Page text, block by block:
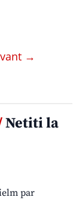
→
Netiti la
par